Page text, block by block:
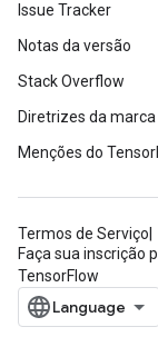
Issue Tracker
Notas da versão
Stack Overflow
Diretrizes da marca
Menções do
Termos de Serviço
Faça sua inscrição
TensorFlow